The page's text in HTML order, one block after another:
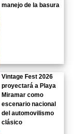
manejo de la basura
Vintage Fest 2026
proyectará a Playa
Miramar como
escenario nacional
del automovilismo
clásico